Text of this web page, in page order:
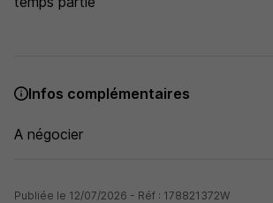
Infos complémentaires
A négocier
Publiée le 12/07/2026 - Réf : 178821372W